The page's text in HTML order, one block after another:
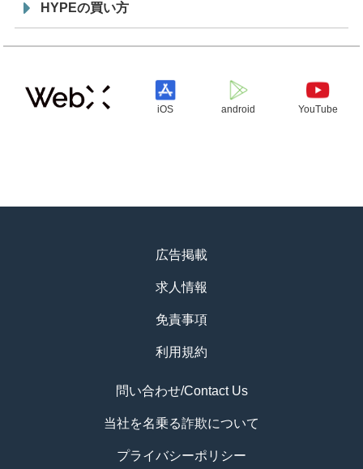
HYPEの買い方
iOS android YouTube
広告掲載
求人情報
免責事項
利用規約
問い合わせ/Contact Us
当社を名乗る詐欺について
プライバシーポリシー